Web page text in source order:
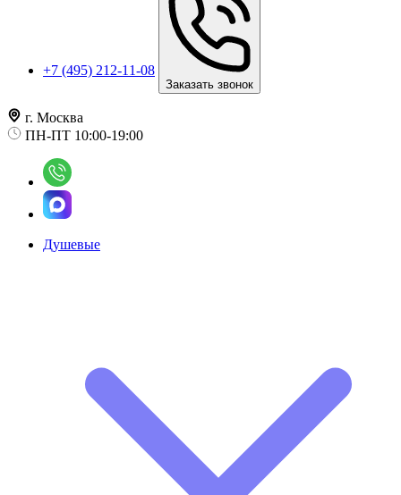
+7 (495) 212-11-08
Заказать звонок
г. Москва
ПН-ПТ 10:00-19:00
Душевые